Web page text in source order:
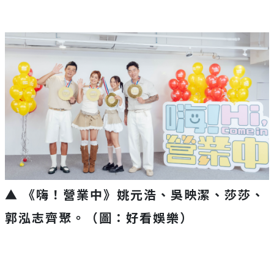
▲ 《嗨！營業中》姚元浩、吳映潔、莎莎、
郭泓志齊聚。
（圖：好看娛樂）